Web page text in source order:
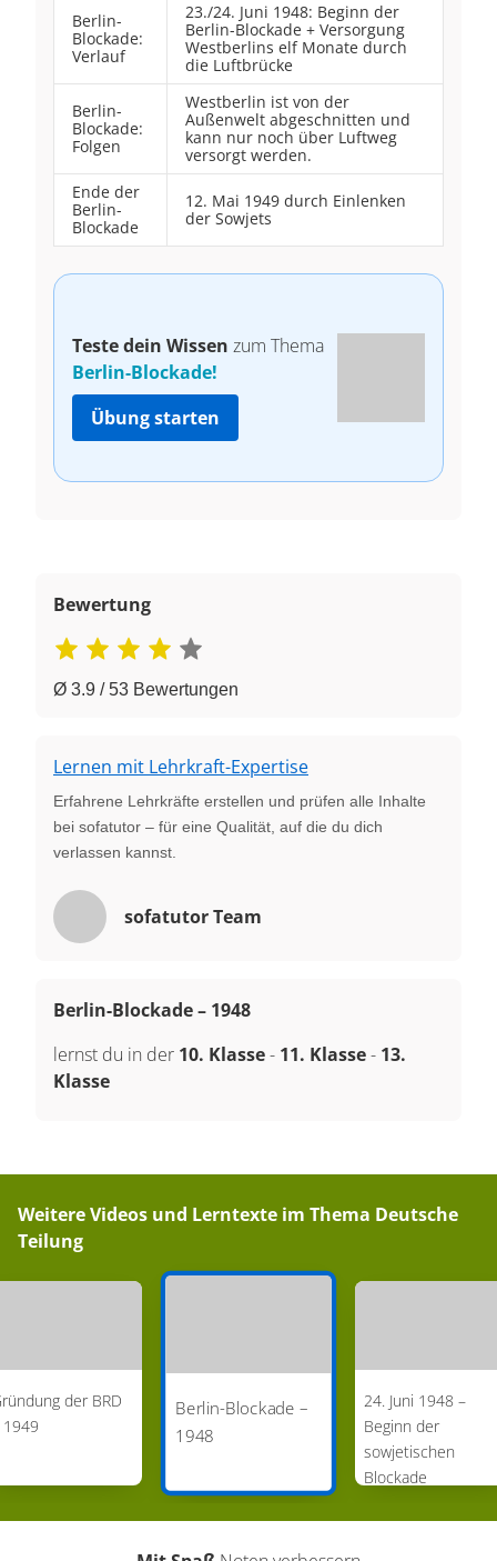
Berlin-
Blockade:
Verlauf
23./24. Juni 1948: Beginn der
Berlin-Blockade + Versorgung
Westberlins elf Monate durch
die Luftbrücke
Berlin-
Blockade:
Folgen
Westberlin ist von der
Außenwelt abgeschnitten und
kann nur noch über Luftweg
versorgt werden.
Ende der
Berlin-
Blockade
12. Mai 1949 durch Einlenken
der Sowjets
Teste dein Wissen zum Thema
Berlin-Blockade!
Übung starten
Bewertung
Ø 3.9 / 53 Bewertungen
Lernen mit Lehrkraft-Expertise
Erfahrene Lehrkräfte erstellen und prüfen alle Inhalte
bei sofatutor – für eine Qualität, auf die du dich
verlassen kannst.
sofatutor Team
Berlin-Blockade – 1948
lernst du in der 10. Klasse- 11. Klasse- 13.
Klasse
Weitere Videos und Lerntexte im Thema Deutsche
Teilung
der BRD
1949
Berlin-Blockade –
1948
24. Juni 1948 –
Beginn der
sowjetischen
Blockade